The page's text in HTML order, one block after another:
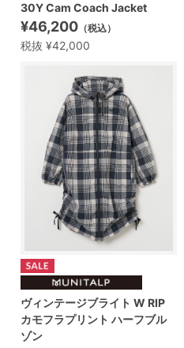
30Y Cam Coach Jacket
¥46,200 （税込）
税抜 ¥42,000
ヴィンテージブライト W RIP
カモフラプリント ハーフブル
ゾン